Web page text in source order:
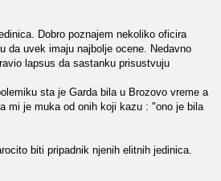
Dobro poznajem nekoliko oficira
da uvek imaju najbolje ocene. Nedavno
lapsus da sastanku prisustvuju
sta je Garda bila u Brozovo vreme a
mi je muka od onih koji kazu : "ono je bila
biti pripadnik njenih elitnih jedinica.